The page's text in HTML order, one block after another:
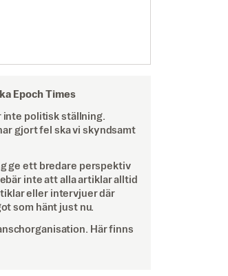
Epoch Times
inte politisk ställning.
gjort fel ska vi skyndsamt
ge ett bredare perspektiv
inte att alla artiklar alltid
eller intervjuer där
som hänt just nu.
Här finns